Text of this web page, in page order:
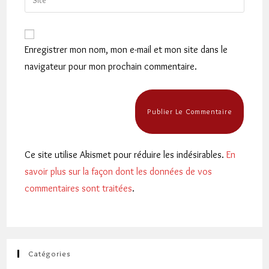
comment
address
l’URL
votre
site
(facultatif)
Enregistrer mon nom, mon e-mail et mon site dans le
navigateur pour mon prochain commentaire.
Ce site utilise Akismet pour réduire les indésirables.En
savoir plus sur la façon dont les données de vos
commentaires sont traitées.
Catégories